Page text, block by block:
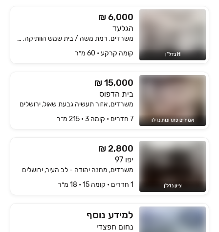
H נדל"ן
₪ 6,000
הגלעד
משרדים, רמת משה / בית שמש הוותיקה, בית שמש
קומה ‎קרקע‏ • 60 מ״ר
אמירים פתרונות נדלן
₪ 15,000
בית הדפוס
משרדים, אזור תעשיה גבעת שאול, ירושלים
7 חדרים • קומה ‎3‏ • 215 מ״ר
ציון נדל'ן
₪ 2,800
יפו 97
משרדים, מחנה יהודה - לב העיר, ירושלים
1 חדרים • קומה ‎15‏ • 18 מ״ר
למידע נוסף
נחום חפצדי